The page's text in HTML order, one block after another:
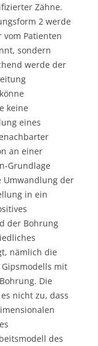
Zähne.
2 werde
Patienten
sondern
werde der
keine
eines
an einer
Grundlage
Umwandlung der
in ein
der Bohrung
nämlich die
mit
Die
nicht zu, dass
des